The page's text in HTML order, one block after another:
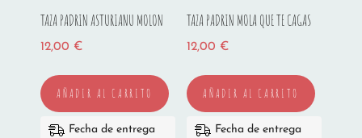
TAZA PADRIN ASTURIANU MOLON
12,00 €
AÑADIR AL CARRITO
Fecha de entrega
TAZA PADRIN MOLA QUE TE CAGAS
12,00 €
AÑADIR AL CARRITO
Fecha de entrega